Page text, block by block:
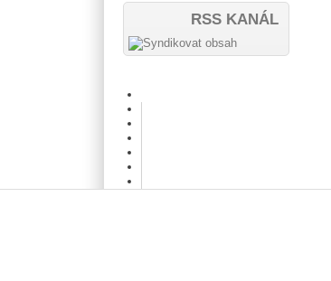
RSS KANÁL